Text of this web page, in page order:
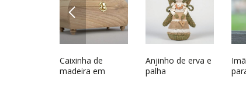
PREVIOUS
Caixinha de
madeira em
Anjinho de erva e
palha
Prato de madeira
com incrustação
Prato de parede
com entalhadura